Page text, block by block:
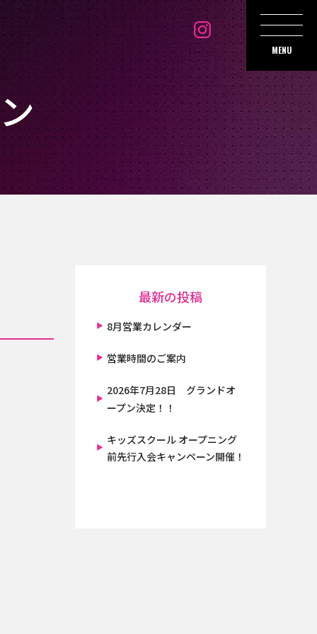
MENU
最新の投稿
8月営業カレンダー
営業時間のご案内
2026年7月28日 グランドオ
ープン決定！！
キッズスクール オープニング
前先行入会キャンペーン開催！